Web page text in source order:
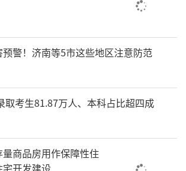
警！济南等5市这些地区注意防范
取考生81.87万人、本科占比超四成
商品房用作保障性住
开发建设